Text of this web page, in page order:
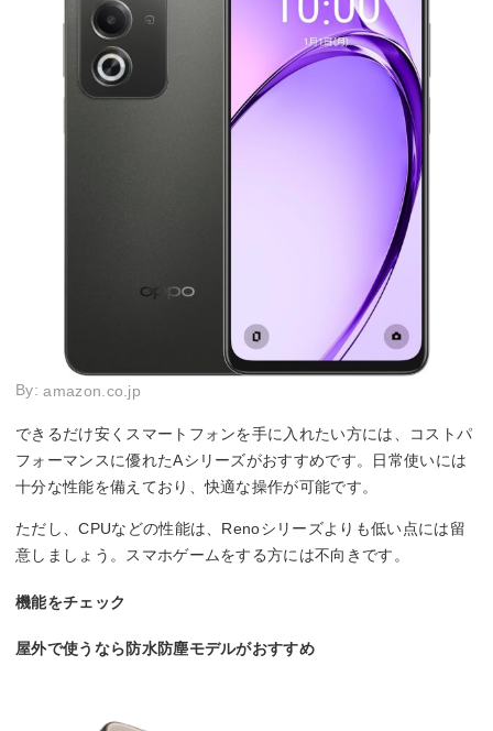
By:amazon.co.jp
できるだけ安くスマートフォンを手に入れたい方には、コストパ
フォーマンスに優れたAシリーズがおすすめです。日常使いには
十分な性能を備えており、快適な操作が可能です。
ただし、CPUなどの性能は、Renoシリーズよりも低い点には留
意しましょう。スマホゲームをする方には不向きです。
機能をチェック
屋外で使うなら防水防塵モデルがおすすめ